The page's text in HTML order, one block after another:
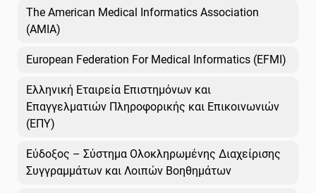
The American Medical Informatics Association
(AMIA)
European Federation For Medical Informatics (EFMI)
Ελληνική Εταιρεία Επιστημόνων και
Επαγγελματιών Πληροφορικής και Επικοινωνιών
(ΕΠΥ)
Εύδοξος – Σύστημα Ολοκληρωμένης Διαχείρισης
Συγγραμμάτων και Λοιπών Βοηθημάτων